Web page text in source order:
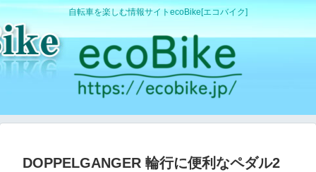
自転車を楽しむ情報サイトecoBike[エコバイク]
DOPPELGANGER 輪行に便利なペダル2